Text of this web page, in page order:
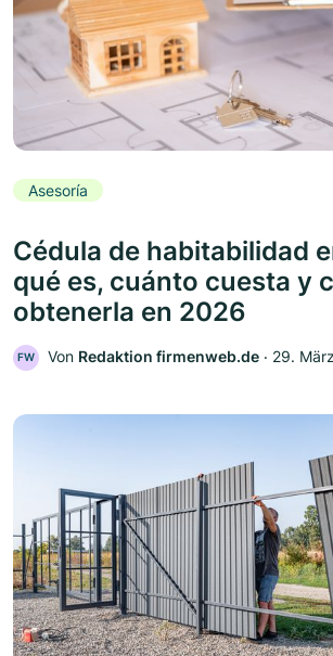
Asesoría
Cédula de habitabilidad
qué es, cuánto cuesta y
obtenerla en 2026
FW Von Redaktion firmenweb.de ‧ 29.